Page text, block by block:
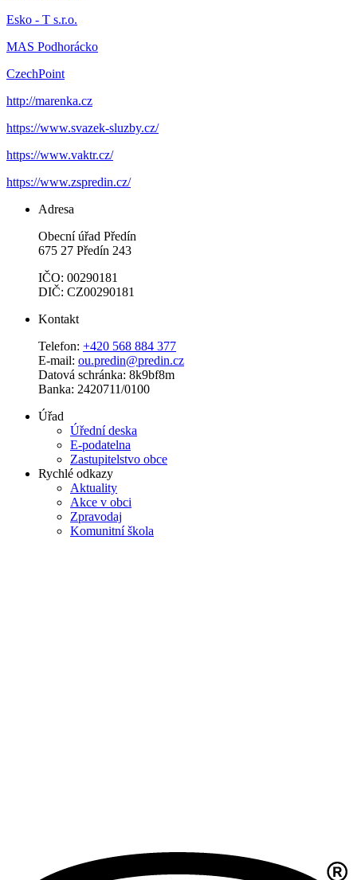
Esko - T s.r.o.
MAS Podhorácko
CzechPoint
http://marenka.cz
https://www.svazek-sluzby.cz/
https://www.vaktr.cz/
https://www.zspredin.cz/
Adresa
Obecní úřad Předín
675 27 Předín 243
IČO: 00290181
DIČ: CZ00290181
Kontakt
Telefon: +420 568 884 377
E-mail: ou.predin@predin.cz
Datová schránka: 8k9bf8m
Banka: 2420711/0100
Úřad
Úřední deska
E-podatelna
Zastupitelstvo obce
Rychlé odkazy
Aktuality
Akce v obci
Zpravodaj
Komunitní škola